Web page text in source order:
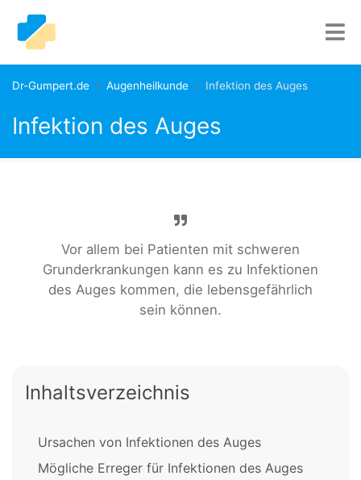
Dr-Gumpert.de Augenheilkunde Infektion des Auges
Infektion des Auges
Vor allem bei Patienten mit schweren
Grunderkrankungen kann es zu Infektionen
des Auges kommen, die lebensgefährlich
sein können.
Inhaltsverzeichnis
Ursachen von Infektionen des Auges
Mögliche Erreger für Infektionen des Auges